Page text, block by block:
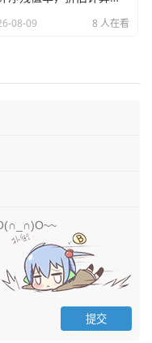
做存货盘点，那是在大
衣，踩着没过脚踝的
脸上，手里拿着计数
爷看着我们这帮所谓
”
，没有暖气，大家挤
入底稿，那时候我就在
野外生存训练”。
注会行业的枯
08-09 8 人在看